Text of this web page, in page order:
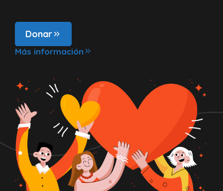
Donar
Más información